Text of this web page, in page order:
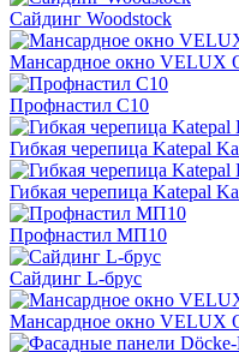
Cайдинг Woodstock
Мансардное окно VELUX
Профнастил С10
Гибкая черепица Katepal
Гибкая черепица Katepal
Профнастил МП10
Сайдинг L-брус
Мансардное окно VELUX